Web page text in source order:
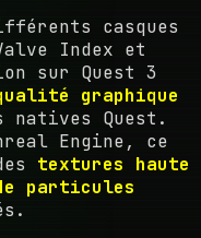
casques
Index et
sur Quest 3
graphique
Quest.
Engine, ce
textures haute
particules